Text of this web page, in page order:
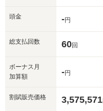
頭金 -円
総支払回数 60回
ボーナス月
加算額
-円
割賦販売価格 3,575,571